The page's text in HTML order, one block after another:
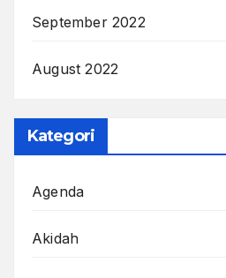
September 2022
August 2022
Kategori
Agenda
Akidah